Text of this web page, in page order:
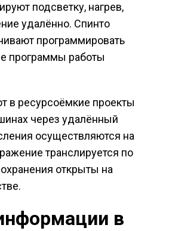
подсветку, нагрев,
удалённо. Спинто
программировать
программы работы
в ресурсоёмкие проекты
через удалённый
осуществляются на
транслируется по
открыты на
в